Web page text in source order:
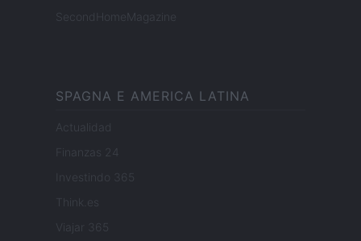
SecondHomeMagazine
SPAGNA E AMERICA LATINA
Actualidad
Finanzas 24
Investindo 365
Think.es
Viajar 365